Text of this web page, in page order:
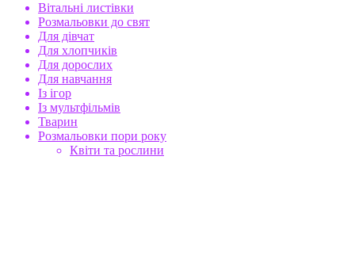
Вітальні листівки
Розмальовки до свят
Для дівчат
Для хлопчиків
Для дорослих
Для навчання
Із ігор
Із мультфільмів
Тварин
Розмальовки пори року
Квіти та рослини